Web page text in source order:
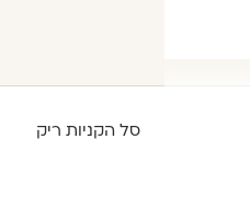
סל הקניות ריק